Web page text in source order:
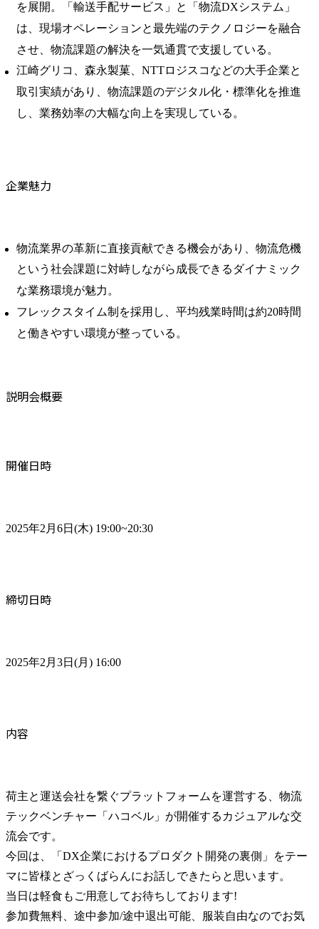
を展開。「輸送手配サービス」と「物流DXシステム」
は、現場オペレーションと最先端のテクノロジーを融合
させ、物流課題の解決を一気通貫で支援している。
江崎グリコ、森永製菓、NTTロジスコなどの大手企業と
取引実績があり、物流課題のデジタル化・標準化を推進
し、業務効率の大幅な向上を実現している。
企業魅力
物流業界の革新に直接貢献できる機会があり、物流危機
という社会課題に対峙しながら成長できるダイナミック
な業務環境が魅力。
フレックスタイム制を採用し、平均残業時間は約20時間
と働きやすい環境が整っている。
説明会概要
開催日時
2025年2月6日(木) 19:00~20:30
締切日時
2025年2月3日(月) 16:00
内容
荷主と運送会社を繋ぐプラットフォームを運営する、物流
テックベンチャー「ハコベル」が開催するカジュアルな交
流会です。
今回は、「DX企業におけるプロダクト開発の裏側」をテー
マに皆様とざっくばらんにお話しできたらと思います。
当日は軽食もご用意してお待ちしております!
参加費無料、途中参加/途中退出可能、服装自由なのでお気